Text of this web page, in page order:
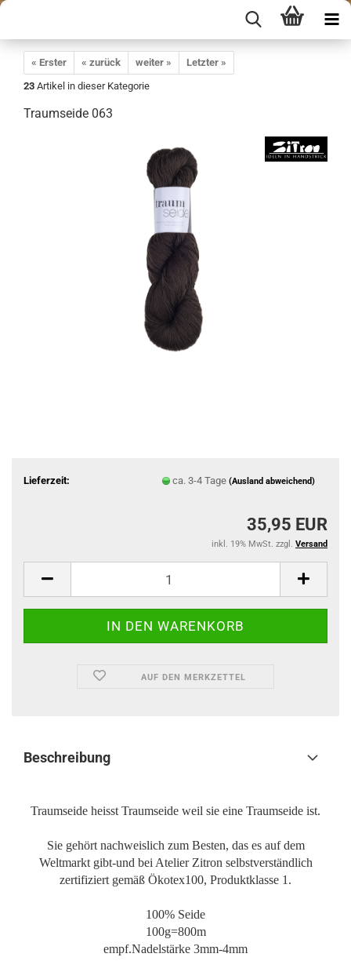
« Erster « zurück weiter »
Letzter »
23 Artikel in dieser Kategorie
Traumseide 063
Lieferzeit: ca. 3-4 Tage (Ausland abweichend)
35,95 EUR
inkl. 19% MwSt. zzgl. Versand
AUF DEN MERKZETTEL
Beschreibung
Traumseide heisst Traumseide weil sie eine Traumseide ist.
Sie gehört nachweislich zum Besten, das es auf dem
Weltmarkt gibt-und bei Atelier Zitron selbstverständlich
zertifiziert gemäß Ökotex100, Produktklasse 1.
100% Seide
100g=800m
empf.Nadelstärke 3mm-4mm